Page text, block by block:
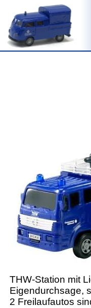
THW-Station mit
Eigendurchsage,
2 Freilaufautos